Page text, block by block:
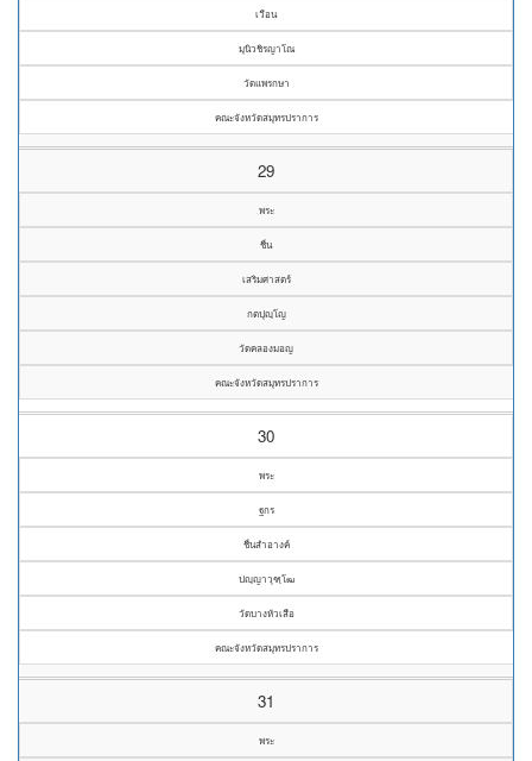
เวือน
มุนิวชิรญาโณ
วัดแพรกษา
คณะจังหวัดสมุทรปราการ
29
พระ
ชื่น
เสริมศาสตร์
กตปุญฺโญ
วัดคลองมอญ
คณะจังหวัดสมุทรปราการ
30
พระ
ฐกร
ชื่นสำอางค์
ปญฺญาวุฑฺโฒ
วัดบางหัวเสือ
คณะจังหวัดสมุทรปราการ
31
พระ